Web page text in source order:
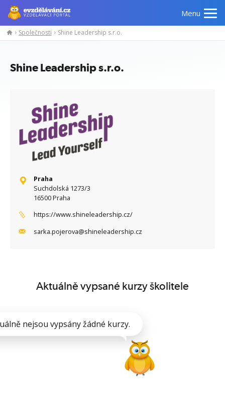
Menu
Manažerské
Odborné
Společnosti Shine Leadership s.r.o.
Shine Leadership s.r.o.
Praha
Suchdolská 1273/3
16500 Praha
https://www.shineleadership.cz/
sarka.pojerova@shineleadership.cz
Aktuálně vypsané kurzy školitele
nejsou vypsány žádné kurzy.